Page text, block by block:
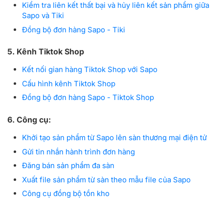
Kiểm tra liên kết thất bại và hủy liên kết sản phẩm giữa
Sapo và Tiki
Đồng bộ đơn hàng Sapo - Tiki
5. Kênh Tiktok Shop
Kết nối gian hàng Tiktok Shop với Sapo
Cấu hình kênh Tiktok Shop
Đồng bộ đơn hàng Sapo - Tiktok Shop
6. Công cụ:
Khởi tạo sản phẩm từ Sapo lên sàn thương mại điện tử
Gửi tin nhắn hành trình đơn hàng
Đăng bán sản phẩm đa sàn
Xuất file sản phẩm từ sàn theo mẫu file của Sapo
Công cụ đồng bộ tồn kho